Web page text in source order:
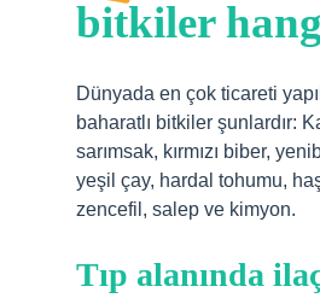
bitkiler
Dünyada en çok ticareti
baharatlı bitkiler şunlardır:
sarımsak, kırmızı biber,
yeşil çay, hardal tohumu,
zencefil, salep ve kimyon.
Tıp alanında